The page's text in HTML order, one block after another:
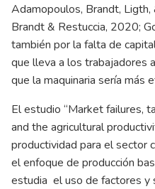
Adamopoulos, Brandt,
Brandt & Restuccia, 2020;
también por la falta de
que lleva a los trabajadores
que la maquinaria sería más
El estudio “Market failures,
and the agricultural
productividad para el sector
el enfoque de producción
estudia el uso de factores y